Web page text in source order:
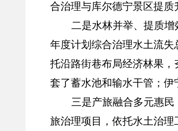
合治理与库尔德宁景区提质
二是水林并举、提质增
年度计划综合治理水土流
托沿路街巷布局经济林果
套了蓄水池和输水干管；伊
三是产旅融合多元惠民
旅治理项目，依托水土治